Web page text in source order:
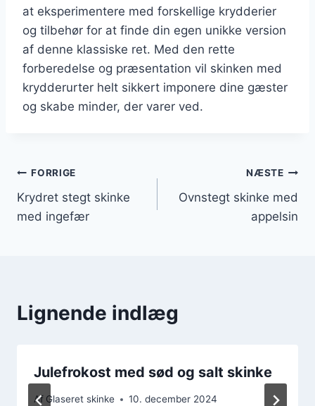
at eksperimentere med forskellige krydderier
og tilbehør for at finde din egen unikke version
af denne klassiske ret. Med den rette
forberedelse og præsentation vil skinken med
krydderurter helt sikkert imponere dine gæster
og skabe minder, der varer ved.
Indlægsnavigation
FORRIGE
Krydret stegt skinke
med ingefær
NÆSTE
Ovnstegt skinke med
appelsin
Lignende indlæg
Julefrokost med sød og salt skinke
Af Glaseret skinke 10. december 2024